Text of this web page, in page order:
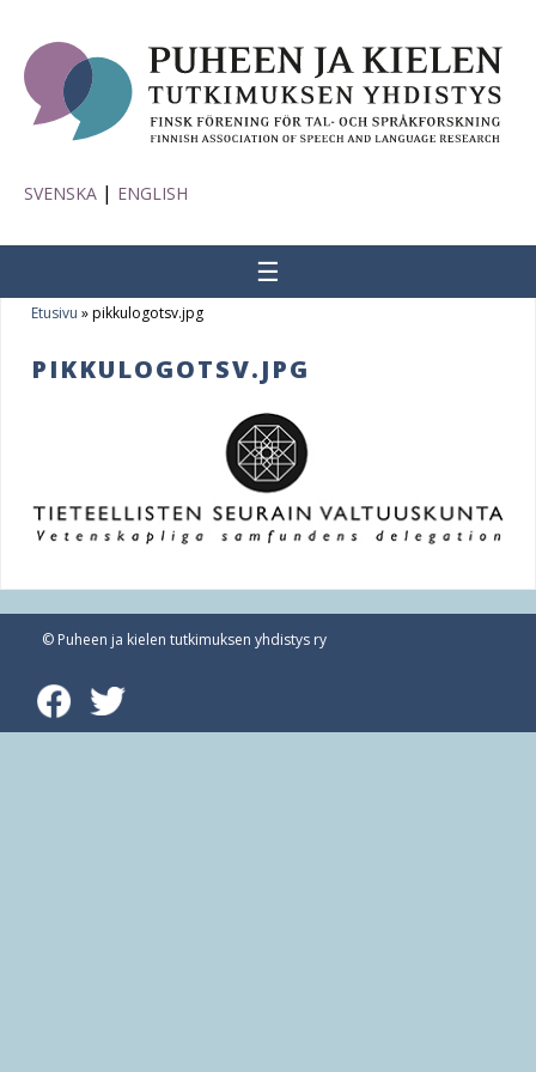
SVENSKA | ENGLISH
o
r
e
h
e
Etusivu »pikkulogotsv.jpg
PIKKULOGOTSV.JPG
☰
© Puheen ja kielen tutkimuksen yhdistys ry